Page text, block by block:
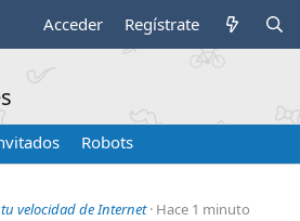
Acceder Regístrate
Robots
tu velocidad de Internet Hace 1 minuto